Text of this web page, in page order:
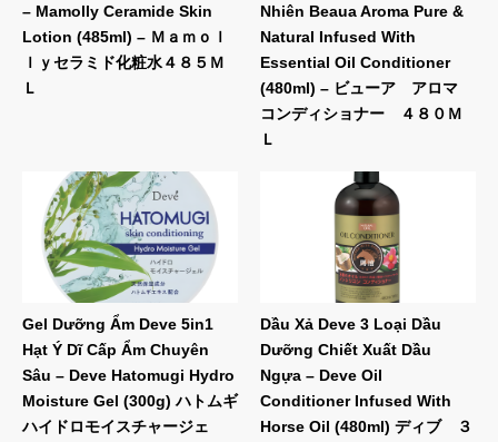
– Mamolly Ceramide Skin
Lotion (485ml) – Ｍａｍｏｌ
ｌｙセラミド化粧水４８５Ｍ
Ｌ
Nhiên Beaua Aroma Pure &
Natural Infused With
Essential Oil Conditioner
(480ml) – ビューア アロマ
コンディショナー ４８０Ｍ
Ｌ
Gel Dưỡng Ẩm Deve 5in1
Hạt Ý Dĩ Cấp Ẩm Chuyên
Sâu – Deve Hatomugi Hydro
Moisture Gel (300g) ハトムギ
ハイドロモイスチャージェ
Dầu Xả Deve 3 Loại Dầu
Dưỡng Chiết Xuất Dầu
Ngựa – Deve Oil
Conditioner Infused With
Horse Oil (480ml) ディブ ３